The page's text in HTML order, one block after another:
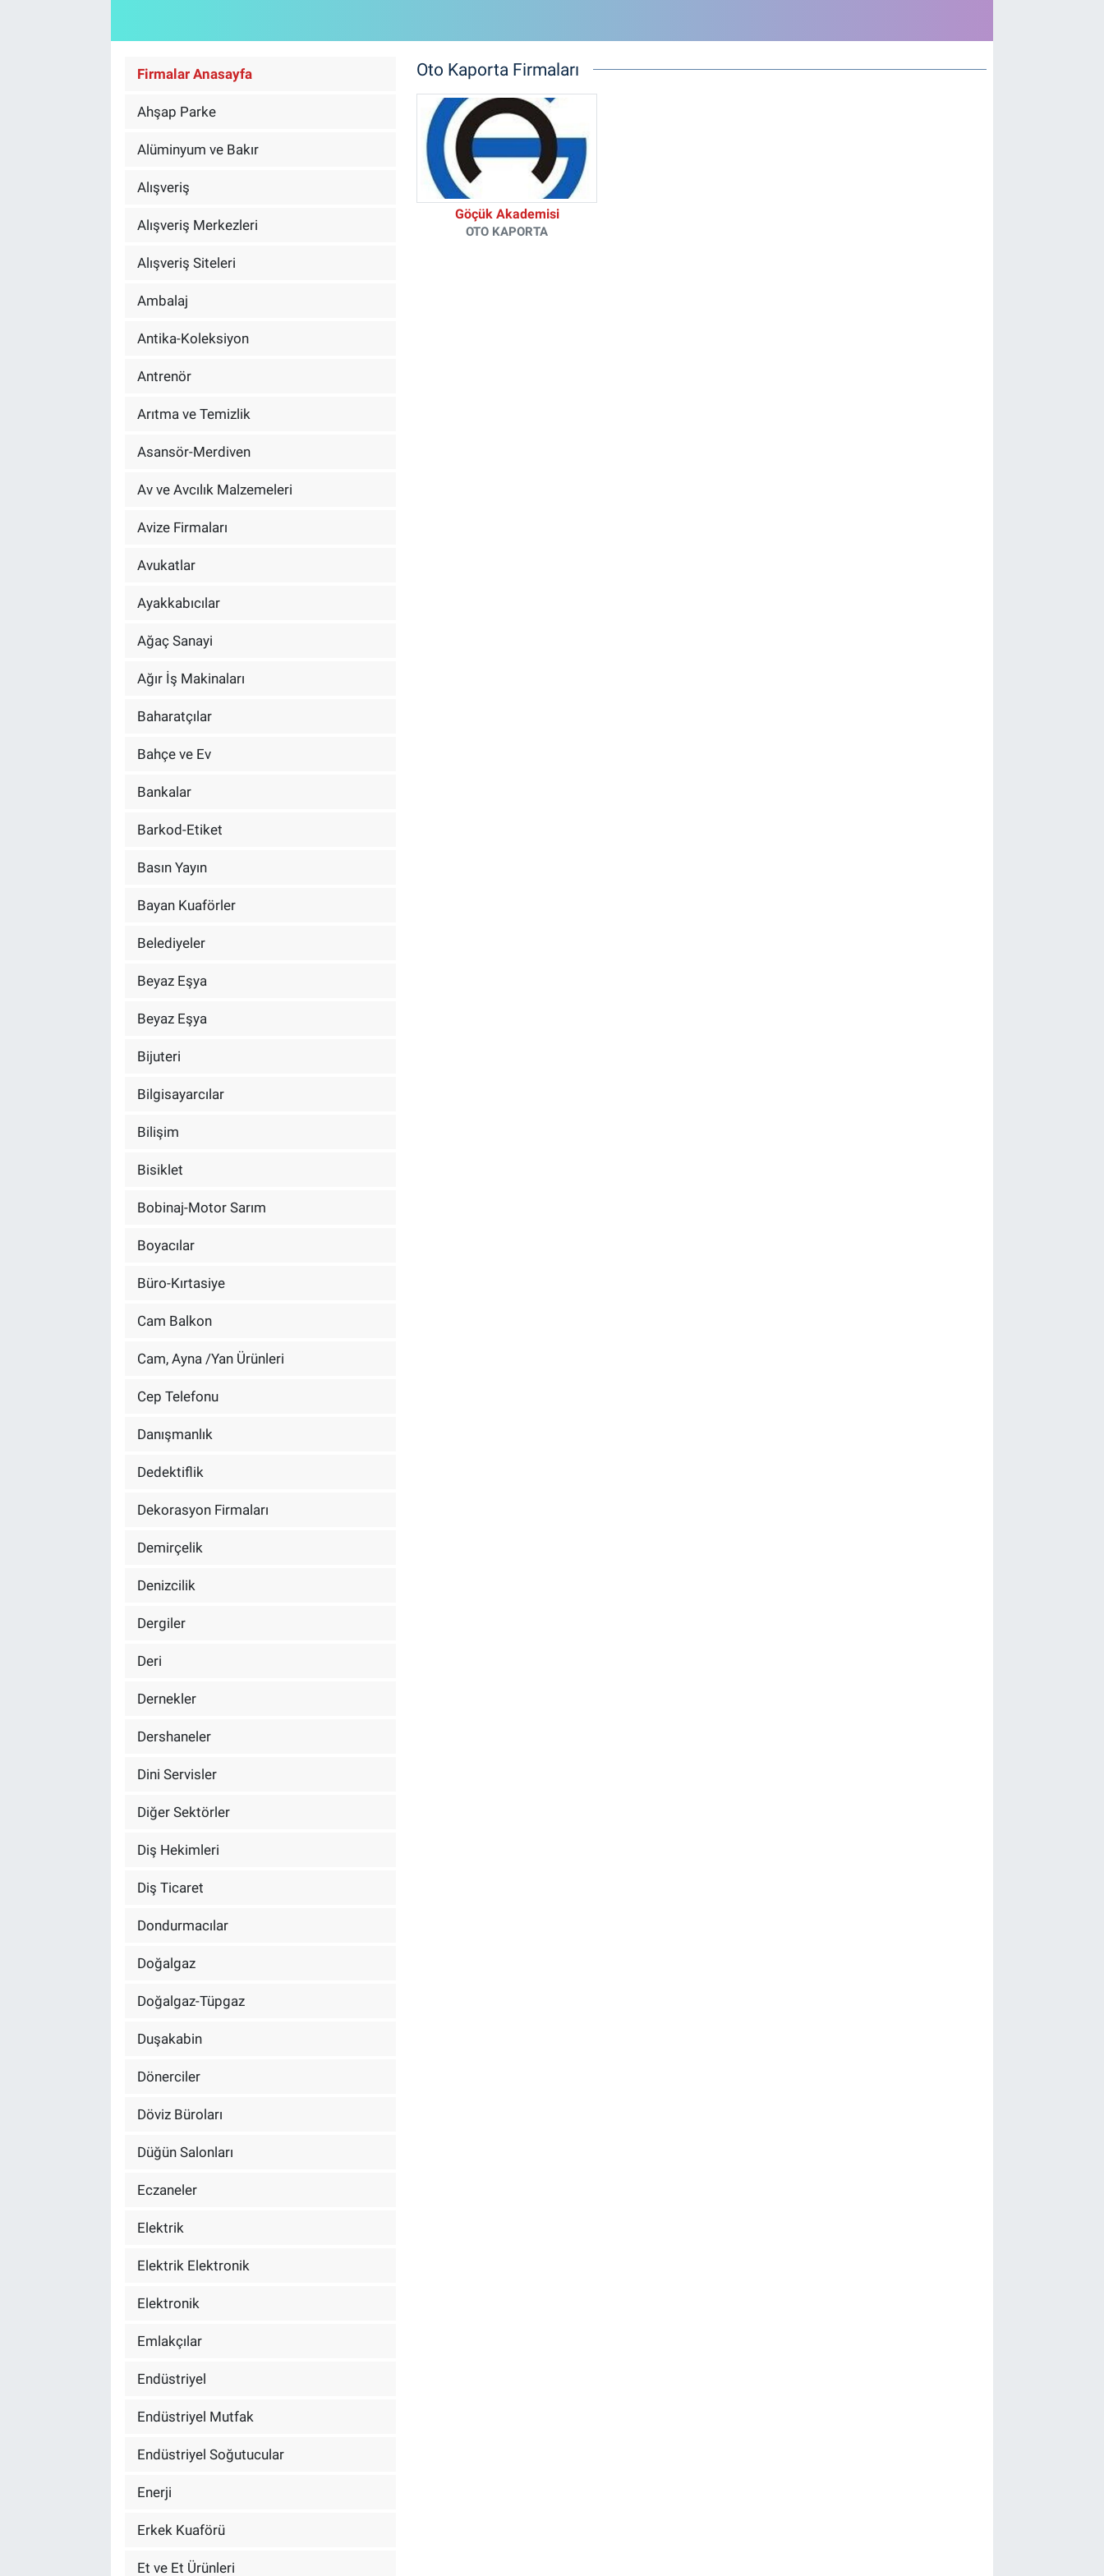
Firmalar Anasayfa
Ahşap Parke
Alüminyum ve Bakır
Alışveriş
Alışveriş Merkezleri
Alışveriş Siteleri
Ambalaj
Antika-Koleksiyon
Antrenör
Arıtma ve Temizlik
Asansör-Merdiven
Av ve Avcılık Malzemeleri
Avize Firmaları
Avukatlar
Ayakkabıcılar
Ağaç Sanayi
Ağır İş Makinaları
Baharatçılar
Bahçe ve Ev
Bankalar
Barkod-Etiket
Basın Yayın
Bayan Kuaförler
Belediyeler
Beyaz Eşya
Beyaz Eşya
Bijuteri
Bilgisayarcılar
Bilişim
Bisiklet
Bobinaj-Motor Sarım
Boyacılar
Büro-Kırtasiye
Cam Balkon
Cam, Ayna /Yan Ürünleri
Cep Telefonu
Danışmanlık
Dedektiflik
Dekorasyon Firmaları
Demirçelik
Denizcilik
Dergiler
Deri
Dernekler
Dershaneler
Dini Servisler
Diğer Sektörler
Diş Hekimleri
Diş Ticaret
Dondurmacılar
Doğalgaz
Doğalgaz-Tüpgaz
Duşakabin
Dönerciler
Döviz Büroları
Düğün Salonları
Eczaneler
Elektrik
Elektrik Elektronik
Elektronik
Emlakçılar
Endüstriyel
Endüstriyel Mutfak
Endüstriyel Soğutucular
Enerji
Erkek Kuaförü
Et ve Et Ürünleri
Oto Kaporta Firmaları
Göçük Akademisi
OTO KAPORTA